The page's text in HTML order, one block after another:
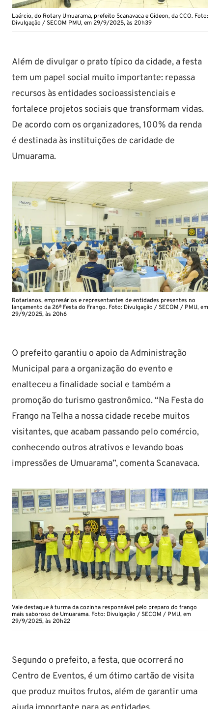
Laércio, do Rotary Umuarama, prefeito Scanavaca e Gideon, da CCO. Foto:
Divulgação / SECOM PMU, em 29/9/2025, às 20h39
Além de divulgar o prato típico da cidade, a festa
tem um papel social muito importante: repassa
recursos às entidades socioassistenciais e
fortalece projetos sociais que transformam vidas.
De acordo com os organizadores, 100% da renda
é destinada às instituições de caridade de
Umuarama.
Rotarianos, empresários e representantes de entidades presentes no
lançamento da 26ª Festa do Frango. Foto: Divulgação / SECOM / PMU, em
29/9/2025, às 20h6
O prefeito garantiu o apoio da Administração
Municipal para a organização do evento e
enalteceu a finalidade social e também a
promoção do turismo gastronômico. “Na Festa do
Frango na Telha a nossa cidade recebe muitos
visitantes, que acabam passando pelo comércio,
conhecendo outros atrativos e levando boas
impressões de Umuarama”, comenta Scanavaca.
Vale destaque à turma da cozinha responsável pelo preparo do frango
mais saboroso de Umuarama. Foto: Divulgação / SECOM / PMU, em
29/9/2025, às 20h22
Segundo o prefeito, a festa, que ocorrerá no
Centro de Eventos, é um ótimo cartão de visita
que produz muitos frutos, além de garantir uma